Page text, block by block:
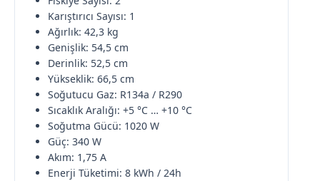
Karıştırıcı Sayısı: 1
Ağırlık: 42,3 kg
Genişlik: 54,5 cm
Derinlik: 52,5 cm
Yükseklik: 66,5 cm
Soğutucu Gaz: R134a / R290
Sıcaklık Aralığı: +5 °C … +10 °C
Soğutma Gücü: 1020 W
Güç: 340 W
Akım: 1,75 A
Enerji Tüketimi: 8 kWh / 24h